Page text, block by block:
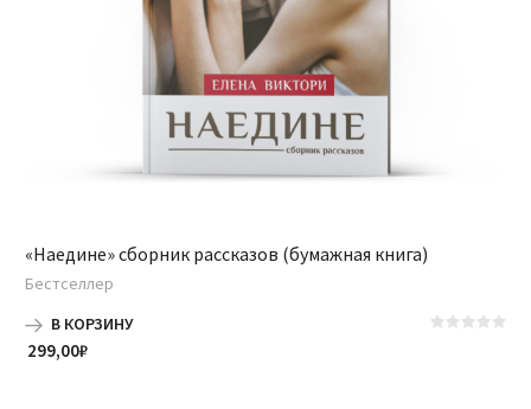
«Наедине» сборник рассказов (бумажная книга)
Бестселлер
В КОРЗИНУ
299,00₽